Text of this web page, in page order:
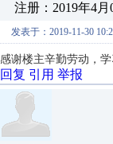
注册：2019年4月
发表于：2019-11-30
感谢楼主辛勤劳动，学
回复 引用 举报